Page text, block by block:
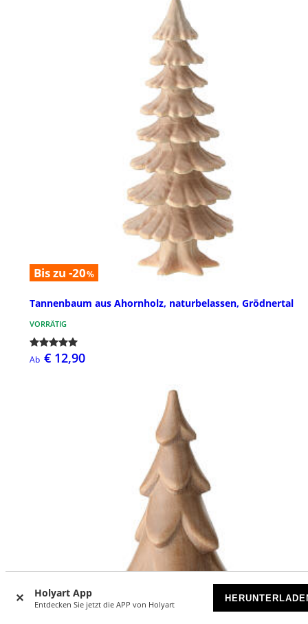
Holyart App
Entdecken Sie jetzt die APP von Holyart
Bis zu -20%
Tannenbaum aus Ahornholz, naturbelassen, Grödnertal
VORRÄTIG
Ab € 12,90